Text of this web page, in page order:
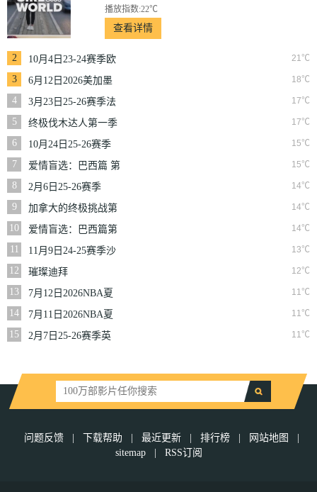
播放指数:22℃
查看详情
2 21℃
10月4日23-24赛季欧
冠小组赛第2轮那不
勒斯VS皇家马德里
3 18℃
6月12日2026美加墨
世界杯小组赛韩国VS
捷克
4 17℃
3月23日25-26赛季法
甲第27轮雷恩VS梅斯
5 17℃
终极伐木达人第一季
6
15℃
10月24日25-26赛季
NBA常规赛掘金VS
勇士
7 15℃
爱情盲选：巴西篇 第
二季
8 14℃
2月6日25-26赛季
NBA常规赛篮网VS
魔术
9 14℃
加拿大的终极挑战第
一季
10 14℃
爱情盲选：巴西篇第
二季
11 13℃
11月9日24-25赛季沙
联第10轮利雅得体育
VS利雅得胜利
12 12℃
璀璨迪拜
13
11℃
7月12日2026NBA夏
季联赛尼克斯VS马刺
14 11℃
7月11日2026NBA夏
季联赛公牛VS灰熊
15 11℃
2月7日25-26赛季英
问题反馈 下载帮助 最近更新 排行榜 网站地图
sitemap
RSS订阅